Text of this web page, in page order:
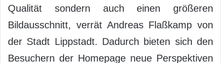
Qualität sondern auch einen größeren
Bildausschnitt, verrät Andreas Flaßkamp von
der Stadt Lippstadt. Dadurch bieten sich den
Besuchern der Homepage neue Perspektiven